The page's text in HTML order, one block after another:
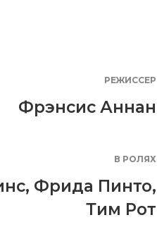
РЕЖИССЕР
Фрэнсис Аннан
В РОЛЯХ
, Фрида Пинто,
Тим Рот